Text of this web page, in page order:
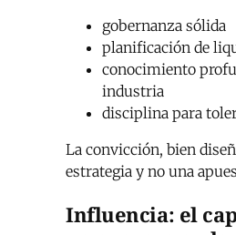
gobernanza sólida
planificación de
conocimiento
industria
disciplina para
La convicción, bien
estrategia y no una
Influencia: el